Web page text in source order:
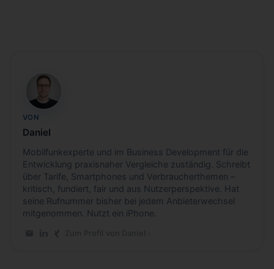
DH
VON
Daniel
Mobilfunkexperte und im Business Development für die
Entwicklung praxisnaher Vergleiche zuständig. Schreibt
über Tarife, Smartphones und Verbraucherthemen –
kritisch, fundiert, fair und aus Nutzerperspektive. Hat
seine Rufnummer bisher bei jedem Anbieterwechsel
mitgenommen. Nutzt ein iPhone.